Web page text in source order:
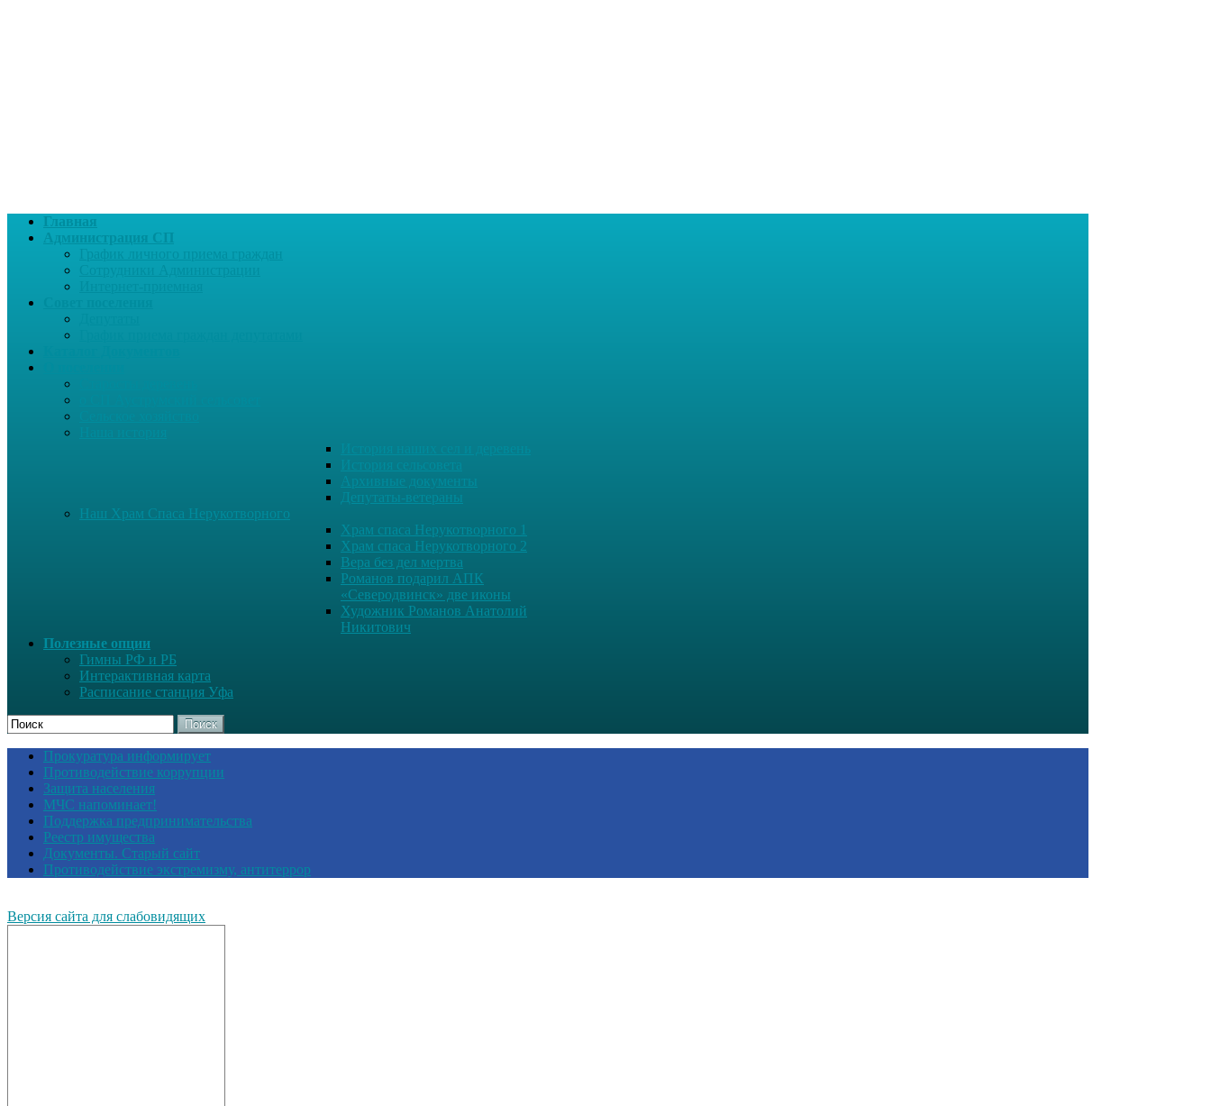
Главная
Администрация СП
Архивные документы
Депутаты-ветераны
Наш Храм Спаса Нерукотворного
Храм спаса Нерукотворного 1
Храм спаса Нерукотворного 2
Вера без дел мертва
Романов подарил АПК
«Северодвинск» две иконы
Художник Романов Анатолий
Никитович
Полезные опции
Гимны РФ и РБ
Интерактивная карта
Расписание станция Уфа
Поиск
Прокуратура информирует
Противодействие коррупции
Защита населения
МЧС напоминает!
Поддержка предпринимательства
Реестр имущества
Документы. Старый сайт
Противодействие экстремизму, антитеррор
Версия сайта для слабовидящих